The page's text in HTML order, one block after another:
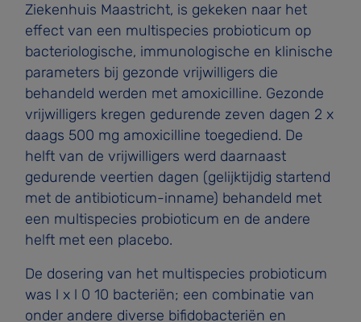
Ziekenhuis Maastricht, is gekeken naar het
effect van een multispecies probioticum op
bacteriologische, immunologische en klinische
parameters bij gezonde vrijwilligers die
behandeld werden met amoxicilline. Gezonde
vrijwilligers kregen gedurende zeven dagen 2 x
daags 500 mg amoxicilline toegediend. De
helft van de vrijwilligers werd daarnaast
gedurende veertien dagen (gelijktijdig startend
met de antibioticum-inname) behandeld met
een multispecies probioticum en de andere
helft met een placebo.
De dosering van het multispecies probioticum
was l x l 0 10 bacteriën; een combinatie van
onder andere diverse bifidobacteriën en